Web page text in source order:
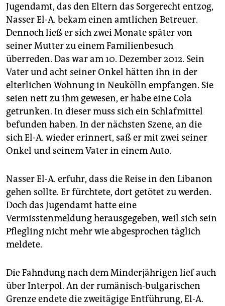
Jugendamt, das den Eltern das Sorgerecht entzog,
Nasser El-A. bekam einen amtlichen Betreuer.
Dennoch ließ er sich zwei Monate später von
seiner Mutter zu einem Familienbesuch
überreden. Das war am 10. Dezember 2012. Sein
Vater und acht seiner Onkel hätten ihn in der
elterlichen Wohnung in Neukölln empfangen. Sie
seien nett zu ihm gewesen, er habe eine Cola
getrunken. In dieser muss sich ein Schlafmittel
befunden haben. In der nächsten Szene, an die
sich El-A. wieder erinnert, saß er mit zwei seiner
Onkel und seinem Vater in einem Auto.
Nasser El-A. erfuhr, dass die Reise in den Libanon
gehen sollte. Er fürchtete, dort getötet zu werden.
Doch das Jugendamt hatte eine
Vermisstenmeldung herausgegeben, weil sich sein
Pflegling nicht mehr wie abgesprochen täglich
meldete.
Die Fahndung nach dem Minderjährigen lief auch
über Interpol. An der rumänisch-bulgarischen
Grenze endete die zweitägige Entführung, El-A.